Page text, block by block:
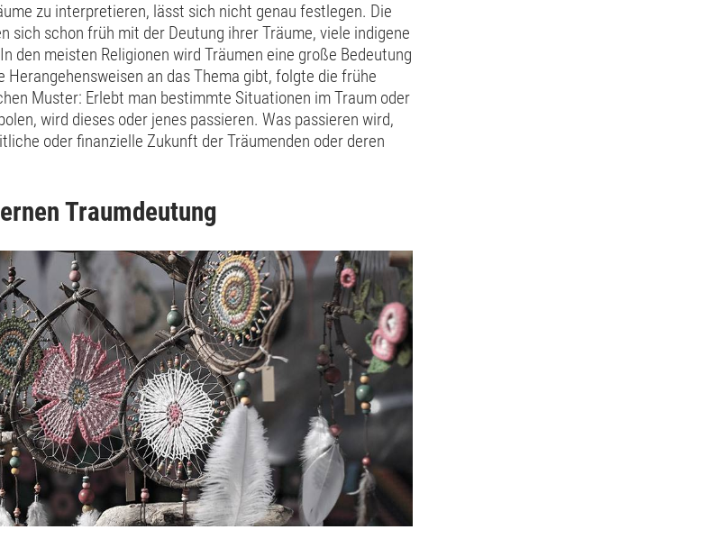
zu interpretieren, lässt sich nicht genau festlegen. Die
sich schon früh mit der Deutung ihrer Träume, viele indigene
den meisten Religionen wird Träumen eine große Bedeutung
Herangehensweisen an das Thema gibt, folgte die frühe
Muster: Erlebt man bestimmte Situationen im Traum oder
wird dieses oder jenes passieren. Was passieren wird,
oder finanzielle Zukunft der Träumenden oder deren
Traumdeutung